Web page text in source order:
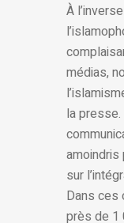
À
médias,
la presse.
amoindris
sur
Dans ces
près de 1